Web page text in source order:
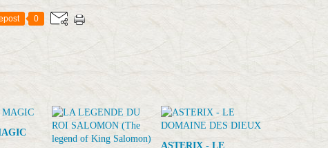
0
ASTERIX - LE